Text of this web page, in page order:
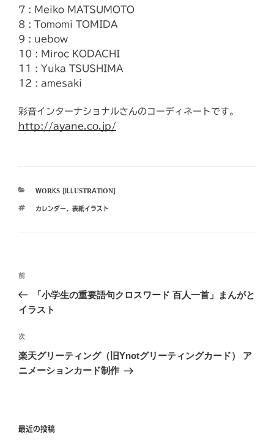
7 : Meiko MATSUMOTO
8 : Tomomi TOMIDA
9 : uebow
10 : Miroc KODACHI
11 : Yuka TSUSHIMA
12 : amesaki
彩音インターナショナルさんのコーディネートです。
http://ayane.co.jp/
カ
ゴ
WORKS [ILLUSTRATION]
タ
カレンダー、 表紙イラスト
ナ
ゲ
ー
シ
前
の
投
前
「小学生の重要語句クロスワード 百人一首」まんがと
イラスト
次
の
投
次
楽天グリーティング（旧Ynotグリーティングカード） ア
ニメーションカード制作
最近の投稿